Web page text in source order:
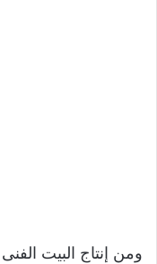
ومن إنتاج البيت